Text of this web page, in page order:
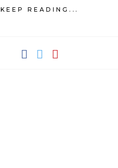
KEEP READING...